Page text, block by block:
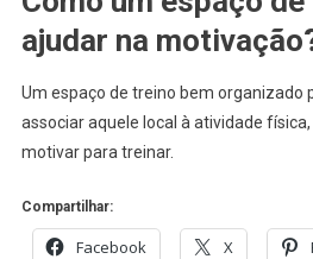
ajudar na
Um espaço de treino bem organizado
associar aquele local à atividade
motivar para treinar.
Compartilhar:
Facebook X